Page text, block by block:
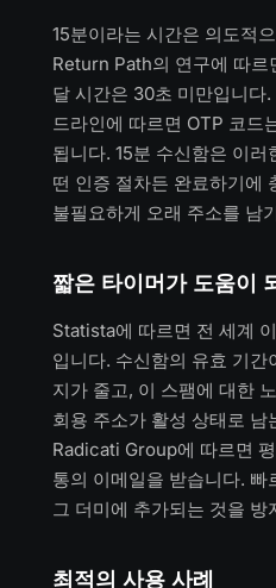
15분이라는 시간은 의도적
Return Path의 연구에 따르
달 시간은 30초 미만입니
드라인에 따르면 OTP 코드
됩니다. 15분 수신함은 이
떤 인증 절차든 완료하기에
불필요하게 오래 주소를 남
짧은 타이머가 도움이
Statista에 따르면 전 세계
입니다. 수신함의 유효 기간
지가 줄고, 이 스팸에 대한
회용 주소가 활성 상태로 남
Radicati Group에 따르면
통의 이메일을 받습니다.
그 더미에 추가되는 것을 방
최적의 사용 사례